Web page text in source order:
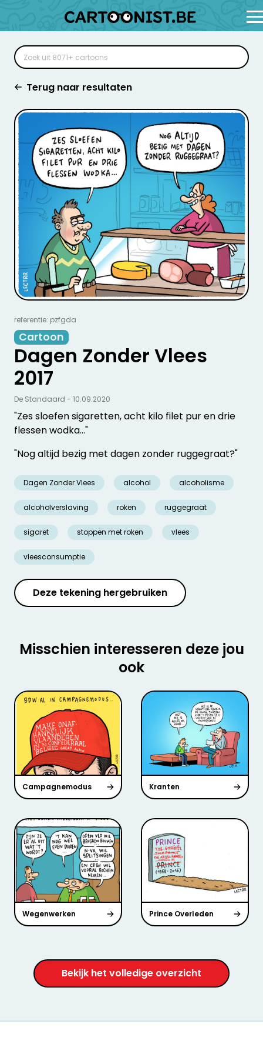
Terug naar resultaten
referentie: pzfgda
Cartoon
Dagen Zonder Vlees
2017
"Zes sloefen sigaretten, acht kilo filet pur en drie
flessen wodka..."
"Nog altijd bezig met dagen zonder ruggegraat?"
Dagen Zonder Vlees alcohol alcoholisme
alcoholverslaving roken ruggegraat
sigaret stoppen met roken vlees
vleesconsumptie
De Standaard - 10.09.2020
Deze tekening hergebruiken
Misschien interesseren deze jou
ook
Campagnemodus Kranten
Wegenwerken Prince Overleden
Bekijk het volledige overzicht